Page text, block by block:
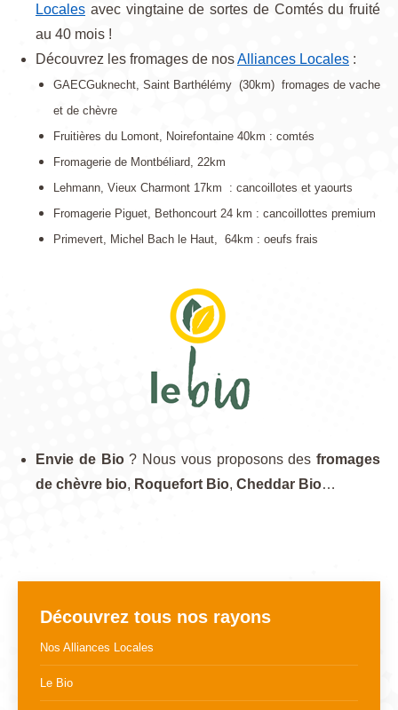
Locales avec vingtaine de sortes de Comtés du fruité
au 40 mois !
Découvrez les fromages de nosAlliances Locales :
GAECGuknecht, Saint Barthélémy (30km) fromages de vache
et de chèvre
Fruitières du Lomont, Noirefontaine 40km : comtés
Fromagerie de Montbéliard, 22km
Lehmann, Vieux Charmont 17km : cancoillotes et yaourts
Fromagerie Piguet, Bethoncourt 24 km : cancoillottes premium
Primevert, Michel Bach le Haut, 64km : oeufs frais
Envie de Bio? Nous vous proposons des fromages
de chèvre bio, Roquefort Bio, Cheddar Bio…
Découvrez tous nos rayons
Nos Alliances Locales
Le Bio